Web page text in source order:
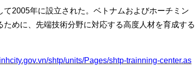
2005年に設立された。ベトナムおよびホーチミン
めに、先端技術分野に対応する高度人材を育成する
shtp/units/Pages/shtp-trainning-center.as